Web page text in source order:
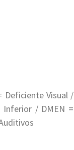
Deficiente Visual /
Inferior / DMEN =